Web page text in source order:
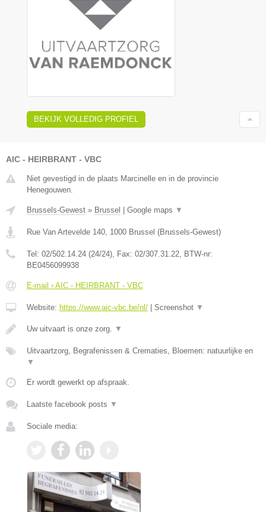
BEKIJK VOLLEDIG PROFIEL
AIC - HEIRBRANT - VBC
Niet gevestigd in de plaats Marcinelle en in de provincie
Henegouwen.
Brussels-Gewest » Brussel | Google maps ▼
Rue Van Artevelde 140 1000 Brussel (Brussels-Gewest)
Tel: 02/502.14.24 (24/24) , Fax: 02/307.31.22 , BTW-nr:
BE0456099938
E-mail › AIC - HEIRBRANT - VBC
Website: https://www.aic-vbc.be/nl/ | Screenshot ▼
Uw uitvaart is onze zorg. ▼
Uitvaartzorg, Begrafenissen & Crematies, Bloemen: natuurlijke en
▼
Er wordt gewerkt op afspraak.
Laatste facebook posts ▼
Sociale media: